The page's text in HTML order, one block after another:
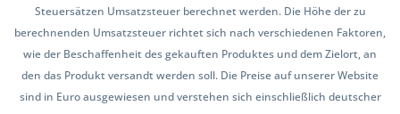
Steuersätzen Umsatzsteuer berechnet werden. Die Höhe der zu
berechnenden Umsatzsteuer richtet sich nach verschiedenen Faktoren,
wie der Beschaffenheit des gekauften Produktes und dem Zielort, an
den das Produkt versandt werden soll. Die Preise auf unserer Website
sind in Euro ausgewiesen und verstehen sich einschließlich deutscher